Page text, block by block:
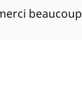
beaucoup